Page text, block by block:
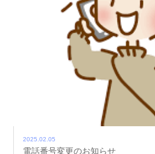
2025.02.05
電話番号変更のお知らせ